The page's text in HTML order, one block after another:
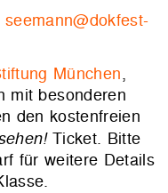
seemann@dokfest-
München,
mit besonderen
den kostenfreien
Ticket. Bitte
für weitere Details